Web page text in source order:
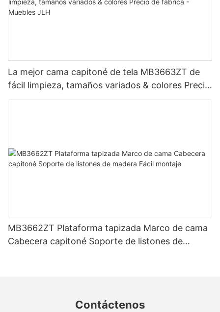
La mejor cama capitoné de tela MB3663ZT de
fácil limpieza, tamaños variados & colores Precio
de fábrica - Muebles JLH
MB3662ZT Plataforma tapizada Marco de cama
Cabecera capitoné Soporte de listones de
Contáctenos